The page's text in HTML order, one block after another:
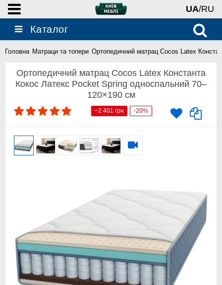
UA/RU
Каталог
Головна Матраци та топери Ортопедичний матрац Cocos Latex
Ортопедичний матрац Cocos Latex Константа
Кокос Латекс Pocket Spring односпальний 70–
120×190 см
−2 401 грн -20%